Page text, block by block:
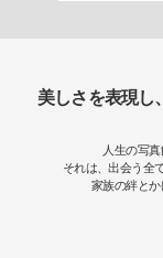
美しさを表現し
人生の写
それは、出会う全
家族の絆とか